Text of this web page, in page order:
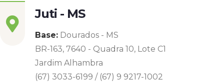
Juti - MS
Base: Dourados - MS
BR-163, 7640 - Quadra 10, Lote C1
Jardim Alhambra
(67) 3033-6199 / (67) 9 9217-1002